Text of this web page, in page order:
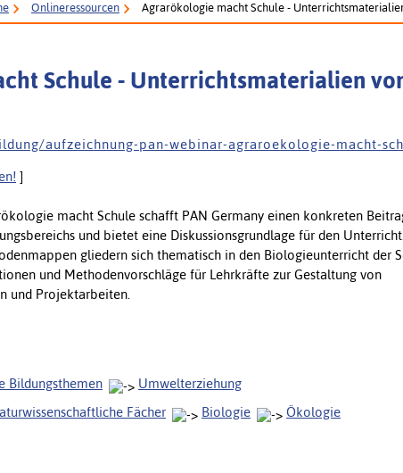
Onlineressourcen Agrarökologie macht Schule -
Schule - Unterrichtsmaterialien
d u n g / a u f z e i c h n u n g - p a n - w e b i n a r - a g r a r o e k o l o g i e - m a c h t - s c
]
macht Schule schafft PAN Germany einen konkreten
und bietet eine Diskussionsgrundlage für den
gliedern sich thematisch in den Biologieunterricht der
und Methodenvorschläge für Lehrkräfte zur Gestaltung von
und Projektarbeiten.
Bildungsthemen
Umwelterziehung
Fächer Biologie Ökologie